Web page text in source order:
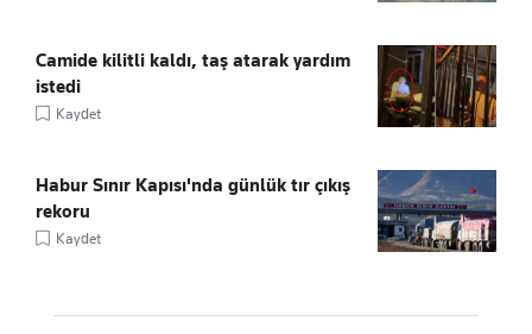
Camide kilitli kaldı, taş atarak yardım
istedi
Kaydet
Habur Sınır Kapısı'nda günlük tır çıkış
rekoru
Kaydet